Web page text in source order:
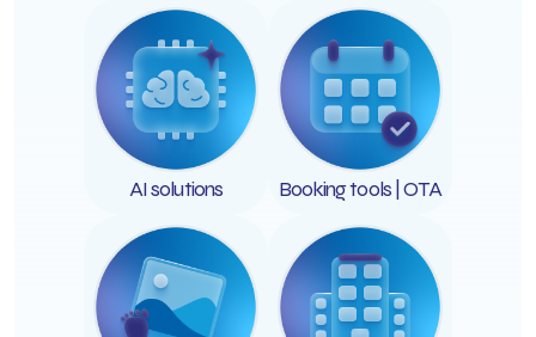
AI solutions Booking tools | ΟΤΑ